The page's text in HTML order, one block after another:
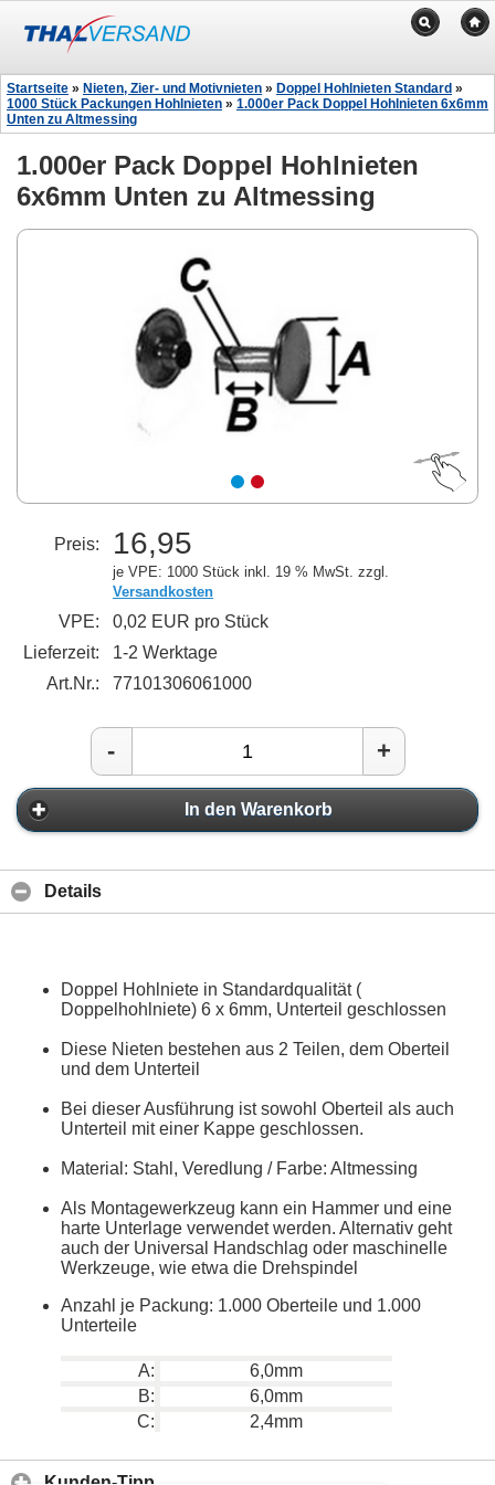
Startseite » Nieten, Zier- und Motivnieten » Doppel Hohlnieten Standard »
1000 Stück Packungen Hohlnieten » 1.000er Pack Doppel Hohlnieten 6x6mm
Unten zu Altmessing
1.000er Pack Doppel Hohlnieten
6x6mm Unten zu Altmessing
Preis: 16,95
je VPE: 1000 Stück inkl. 19 % MwSt. zzgl.
Versandkosten
VPE:
0,02 EUR pro Stück
Lieferzeit:
1-2 Werktage
Art.Nr.:
77101306061000
- +
In den Warenkorb
Details
Doppel Hohlniete in Standardqualität (
Doppelhohlniete) 6 x 6mm, Unterteil geschlossen
Diese Nieten bestehen aus 2 Teilen, dem Oberteil
und dem Unterteil
Bei dieser Ausführung ist sowohl Oberteil als auch
Unterteil mit einer Kappe geschlossen.
Material: Stahl, Veredlung / Farbe: Altmessing
Als Montagewerkzeug kann ein Hammer und eine
harte Unterlage verwendet werden. Alternativ geht
auch der Universal Handschlag oder maschinelle
Werkzeuge, wie etwa die Drehspindel
Anzahl je Packung: 1.000 Oberteile und 1.000
Unterteile
A:
6,0mm
B:
6,0mm
C:
2,4mm